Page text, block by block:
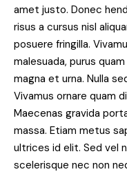
amet justo. Donec
risus a cursus nisl
posuere fringilla.
malesuada, purus
magna et urna. Nulla
Vivamus ornare quam
Maecenas gravida
massa. Etiam metus
ultrices id elit. Sed vel
scelerisque nec non